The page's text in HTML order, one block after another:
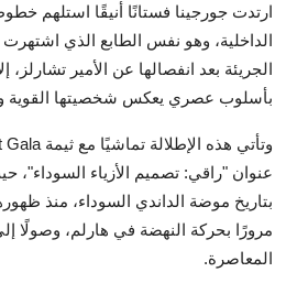
ارتدت جورجينا فستانًا أنيقًا استلهم
الداخلية، وهو نفس الطابع الذي اشتهرت
الجريئة بعد انفصالها عن الأمير تشارلز،
بأسلوب عصري يعكس شخصيتها القوية
عنوان "راقي: تصميم الأزياء السوداء"،
بتاريخ موضة الداندي السوداء، منذ
مرورًا بحركة النهضة في هارلم، وصولًا
المعاصرة.